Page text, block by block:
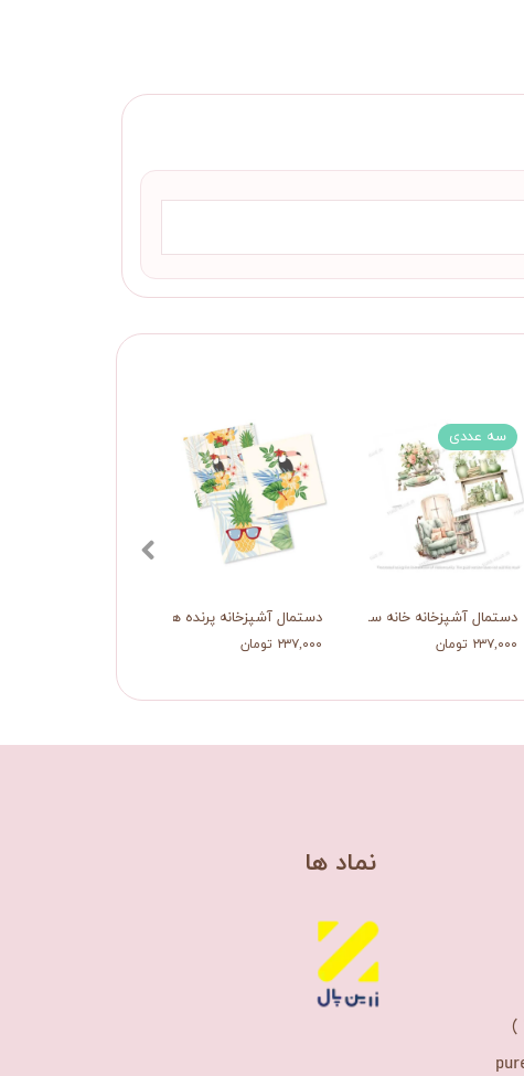
دستمال آشپزخانه پرنده هاوایی
۲۳۷,۰۰۰ تومان
دستمال آشپزخانه خانه سبز
۲۳۷,۰۰۰ تومان
سه عددی
​نماد ها